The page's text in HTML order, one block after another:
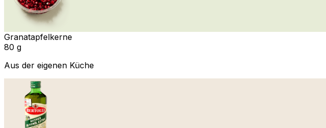
Granatapfelkerne
80 g
Aus der eigenen Küche